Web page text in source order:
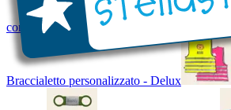
con Nome - Luminoso
Braccialetto personalizzato - Delux